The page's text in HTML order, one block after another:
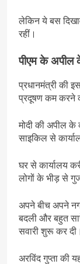
लेकिन ये बस
रहीं।
पीएम के अपील
प्रधानमंत्री की
प्रदूषण कम करने
मोदी की अपील के
साइकिल से
घर से कार्यालय
लोगों के भीड़ से
अपने बीच अपने
बदली और बहुत
सवारी शुरू कर दी।
अरविंद गुप्ता की